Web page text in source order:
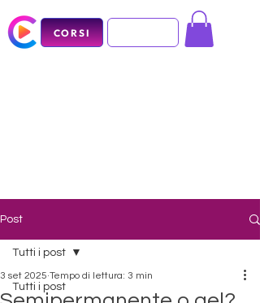
CORSI
Post
Tutti i post
Tutti i post
3 set 2025 Tempo di lettura: 3 min